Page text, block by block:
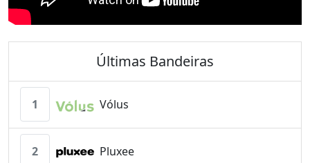
Últimas Bandeiras
1 Vólus
2 Pluxee